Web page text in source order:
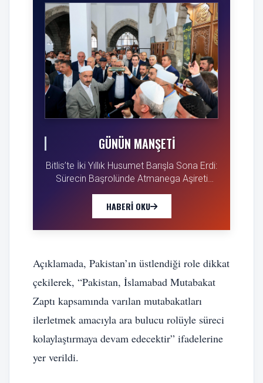
GÜNÜN MANŞETI
Bitlis’te İki Yıllık Husumet Barışla Sona Erdi:
Sürecin Başrolünde Atmanega Aşireti
Lideri Hasan Açık Vardı
HABERI OKU
Açıklamada, Pakistan’ın üstlendiği role dikkat
çekilerek, “Pakistan, İslamabad Mutabakat
Zaptı kapsamında varılan mutabakatları
ilerletmek amacıyla ara bulucu rolüyle süreci
kolaylaştırmaya devam edecektir” ifadelerine
yer verildi.